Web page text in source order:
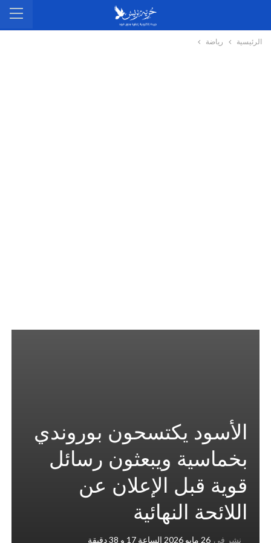
الرئيسية رياضة
الأسود يكتسحون بوروندي
بخماسية ويبعثون رسائل
قوية قبل الإعلان عن
اللائحة النهائية
نشر في 26 مايو 2026 الساعة 17 و 38 دقيقة